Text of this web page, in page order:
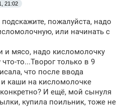
21:02
пожалуйста, надо
или начинать с
и мясо, надо кисломолочку
то...Творог только в 9
что после ввода
каши на кисломолочке
И ещё, мой сынуля
купила поильник, тоже не